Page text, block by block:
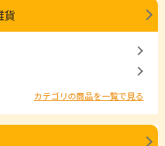
貨
カテゴリの商品を一覧で見る